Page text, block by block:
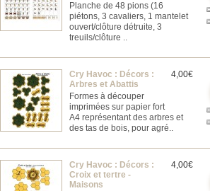
Planche de 48 pions (16
piétons, 3 cavaliers, 1 mantelet
ouvert/clôture détruite, 3
treuils/clôture ..
4,00€
Cry Havoc : Décors :
Arbres et Abattis
Formes à découper
imprimées sur papier fort
A4 représentant des arbres et
des tas de bois, pour agré..
4,00€
Cry Havoc : Décors :
Croix et tertre -
Maisons